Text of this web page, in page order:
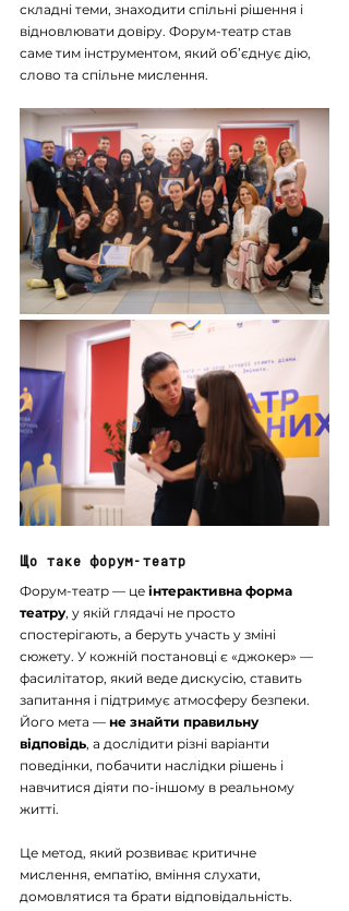
складні теми, знаходити спільні рішення і
відновлювати довіру. Форум-театр став
саме тим інструментом, який об’єднує дію,
слово та спільне мислення.
Що таке форум-театр
Форум-театр — це інтерактивна форма
театру, у якій глядачі не просто
спостерігають, а беруть участь у зміні
сюжету. У кожній постановці є «джокер» —
фасилітатор, який веде дискусію, ставить
запитання і підтримує атмосферу безпеки.
Його мета — не знайти правильну
відповідь, а дослідити різні варіанти
поведінки, побачити наслідки рішень і
навчитися діяти по-іншому в реальному
житті.
Це метод, який розвиває критичне
мислення, емпатію, вміння слухати,
домовлятися та брати відповідальність.